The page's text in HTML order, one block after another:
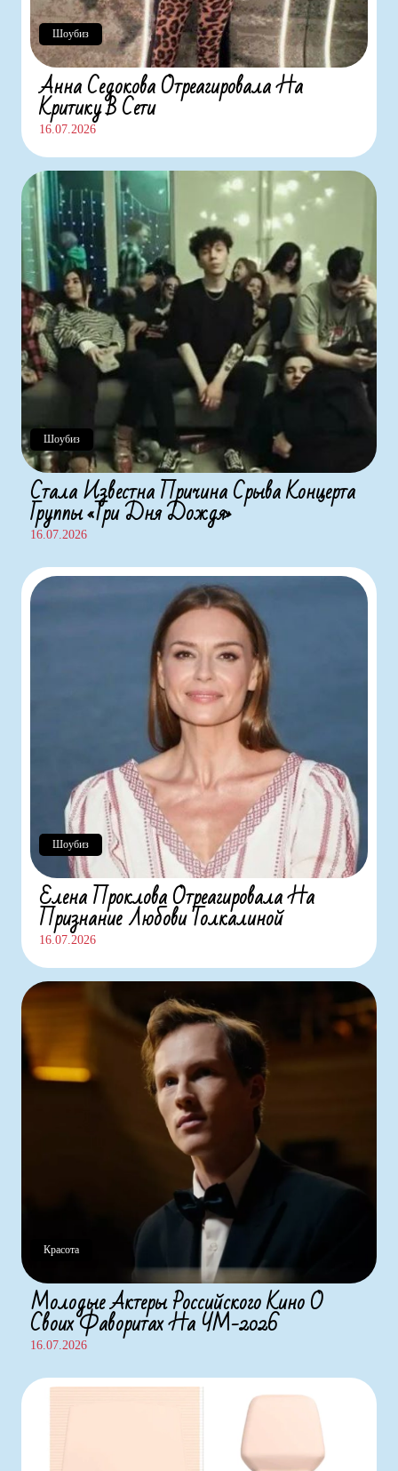
Анна Седокова Отреагировала На
Критику В Сети
16.07.2026
Шоубиз
Шоубиз
Стала Известна Причина Срыва Концерта
Группы «Три Дня Дождя»
16.07.2026
Елена Проклова Отреагировала На
Признание Любови Толкалиной
16.07.2026
Шоубиз
Красота
Молодые Актеры Российского Кино О
Своих Фаворитах На ЧМ-2026
16.07.2026